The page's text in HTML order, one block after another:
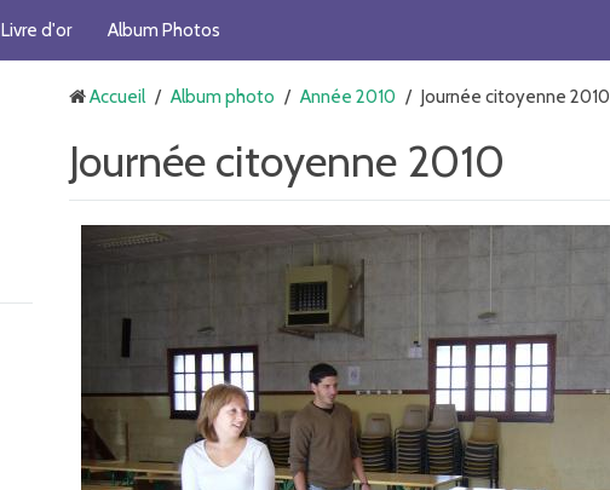
Livre d'or Album Photos
Accueil / Album photo / Année 2010 / Journée citoyenne 2010
Journée citoyenne 2010